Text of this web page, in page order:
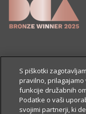
S piškotki
pravilno, prilagajamo
funkcije družabnih
Podatke o vaši
svojimi partnerji, ki